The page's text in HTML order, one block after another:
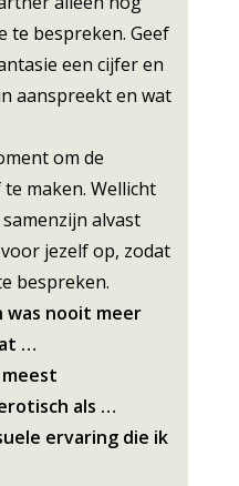
te bespreken. Geef
een cijfer en
aanspreekt en wat
om de
maken. Wellicht
alvast
jezelf op, zodat
bespreken.
was nooit meer
…
als …
ervaring die ik